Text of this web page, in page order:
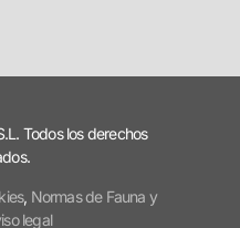
Todos los derechos
, Normas de Fauna y
legal